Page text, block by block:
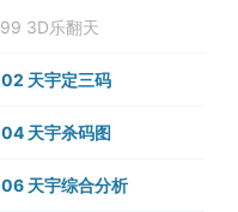
3D乐翻天
天宇定三码
天宇杀码图
天宇综合分析